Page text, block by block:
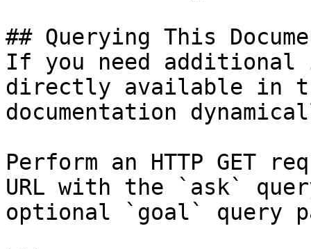
## Querying This
If you need
directly available in
documentation
Perform an HTTP GET
URL with the `ask`
optional `goal` query